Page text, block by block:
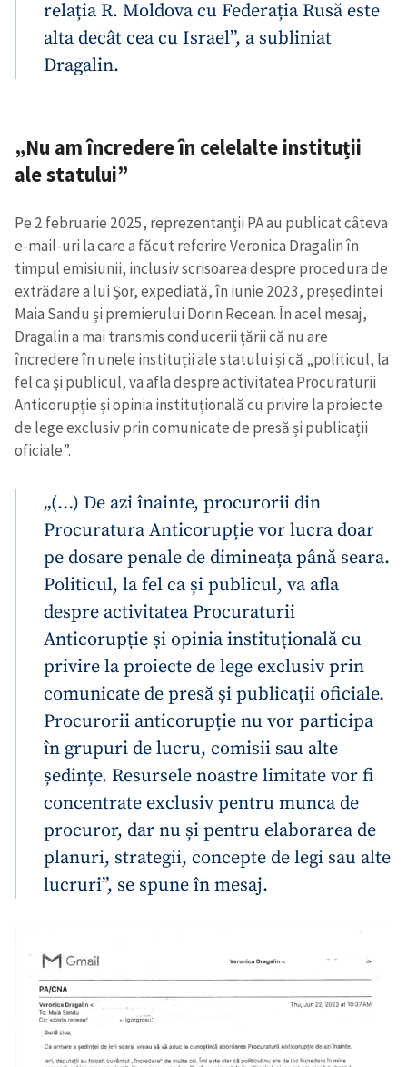
Trimite o informație
Despre ZdG
in English
на русском
relația R. Moldova cu Federația Rusă este
alta decât cea cu Israel”, a subliniat
Dragalin.
„Nu am încredere în celelalte instituții
ale statului”
Pe 2 februarie 2025, reprezentanții PA au publicat câteva
e-mail-uri la care a făcut referire Veronica Dragalin în
timpul emisiunii, inclusiv scrisoarea despre procedura de
extrădare a lui Șor, expediată, în iunie 2023, președintei
Maia Sandu și premierului Dorin Recean. În acel mesaj,
Dragalin a mai transmis conducerii țării că nu are
încredere în unele instituții ale statului și că „politicul, la
fel ca și publicul, va afla despre activitatea Procuraturii
Anticorupție și opinia instituțională cu privire la proiecte
de lege exclusiv prin comunicate de presă și publicații
oficiale”.
„(…) De azi înainte, procurorii din
Procuratura Anticorupție vor lucra doar
pe dosare penale de dimineața până seara.
Politicul, la fel ca și publicul, va afla
despre activitatea Procuraturii
Anticorupție și opinia instituțională cu
privire la proiecte de lege exclusiv prin
comunicate de presă și publicații oficiale.
Procurorii anticorupție nu vor participa
în grupuri de lucru, comisii sau alte
ședințe. Resursele noastre limitate vor fi
concentrate exclusiv pentru munca de
procuror, dar nu și pentru elaborarea de
planuri, strategii, concepte de legi sau alte
lucruri”, se spune în mesaj.